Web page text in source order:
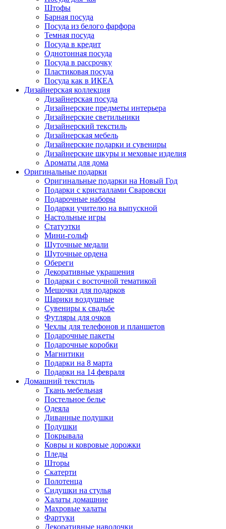
Штофы
Барная посуда
Посуда из белого фарфора
Темная посуда
Посуда в кредит
Однотонная посуда
Посуда в рассрочку
Пластиковая посуда
Посуда как в ИКЕА
Дизайнерская коллекция
Дизайнерская посуда
Дизайнерские предметы интерьера
Дизайнерские светильники
Дизайнерский текстиль
Дизайнерская мебель
Дизайнерские подарки и сувениры
Дизайнерские шкуры и меховые изделия
Ароматы для дома
Оригинальные подарки
Оригинальные подарки на Новый Год
Подарки с кристаллами Сваровски
Подарочные наборы
Подарки учителю на выпускной
Настольные игры
Статуэтки
Мини-гольф
Шуточные медали
Шуточные ордена
Обереги
Декоративные украшения
Подарки с восточной тематикой
Мешочки для подарков
Шарики воздушные
Сувениры к свадьбе
Футляры для очков
Чехлы для телефонов и планшетов
Подарочные пакеты
Подарочные коробки
Магнитики
Подарки на 8 марта
Подарки на 14 февраля
Домашний текстиль
Ткань мебельная
Постельное белье
Одеяла
Диванные подушки
Подушки
Покрывала
Ковры и ковровые дорожки
Пледы
Шторы
Скатерти
Полотенца
Сидушки на стулья
Халаты домашние
Махровые халаты
Фартуки
Декоративные наволочки